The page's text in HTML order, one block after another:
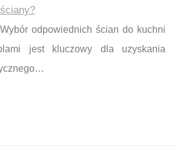
ściany?
Wybór odpowiednich ścian do kuchni
jest kluczowy dla uzyskania